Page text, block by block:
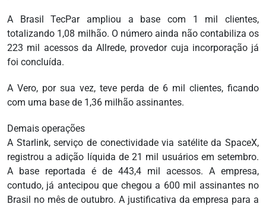
A Brasil TecPar ampliou a base com 1 mil clientes,
totalizando 1,08 milhão. O número ainda não contabiliza os
223 mil acessos da Allrede, provedor cuja incorporação já
foi concluída.
A Vero, por sua vez, teve perda de 6 mil clientes, ficando
com uma base de 1,36 milhão assinantes.
Demais operações
A Starlink, serviço de conectividade via satélite da SpaceX,
registrou a adição líquida de 21 mil usuários em setembro.
A base reportada é de 443,4 mil acessos. A empresa,
contudo, já antecipou que chegou a 600 mil assinantes no
Brasil no mês de outubro. A justificativa da empresa para a